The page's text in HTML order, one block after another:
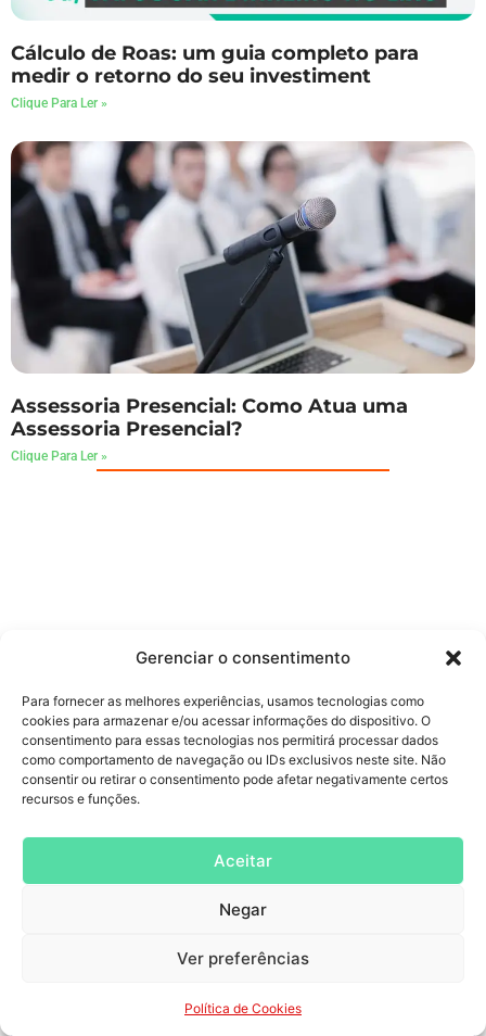
Gerenciar o consentimento
Para fornecer as melhores experiências, usamos tecnologias como
cookies para armazenar e/ou acessar informações do dispositivo. O
consentimento para essas tecnologias nos permitirá processar dados
como comportamento de navegação ou IDs exclusivos neste site. Não
consentir ou retirar o consentimento pode afetar negativamente certos
recursos e funções.
Aceitar
Negar
Ver preferências
Política de Cookies
Cálculo de Roas: um guia completo para
medir o retorno do seu investiment
Clique Para Ler »
Assessoria Presencial: Como Atua uma
Assessoria Presencial?
Clique Para Ler »
Receba no seu E-mail
Somos mais de 8k pessoas que recebem nossas dicas de
marketing por e-mail.